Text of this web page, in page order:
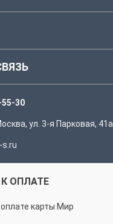
55-30
ул. 3-я Парковая, 41а
ОПЛАТЕ